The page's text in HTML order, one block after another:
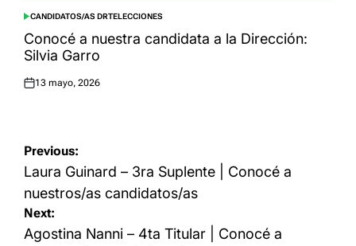
POSTED
IN
CANDIDATOS/AS DRTELECCIONES
Conocé a nuestra candidata a la Dirección:
Silvia Garro
Posted
13 mayo, 2026
Navegación
de
entradas
Previous:
Laura Guinard – 3ra Suplente | Conocé a
nuestros/as candidatos/as
Next:
Agostina Nanni – 4ta Titular | Conocé a